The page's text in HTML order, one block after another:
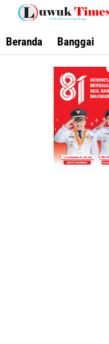
Lewati
konten
Beranda Banggai